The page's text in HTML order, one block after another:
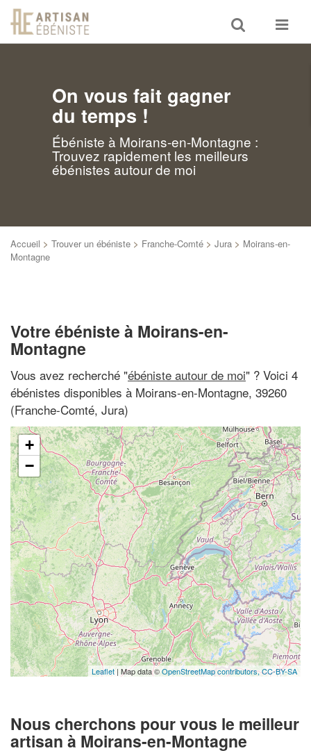
Toggle
search
Toggle
On vous fait gagner
du temps !
Ébéniste à Moirans-en-Montagne :
Trouvez rapidement les meilleurs
ébénistes autour de moi
Accueil > Trouver un ébéniste > Franche-Comté > Jura > Moirans-en-
Montagne
Votre ébéniste à Moirans-en-
Montagne
Vous avez recherché "ébéniste autour de moi" ? Voici 4
ébénistes disponibles à Moirans-en-Montagne, 39260
(Franche-Comté, Jura)
+
−
Leaflet | Map data ©OpenStreetMap contributors,CC-BY-SA
Nous cherchons pour vous le meilleur
artisan à Moirans-en-Montagne